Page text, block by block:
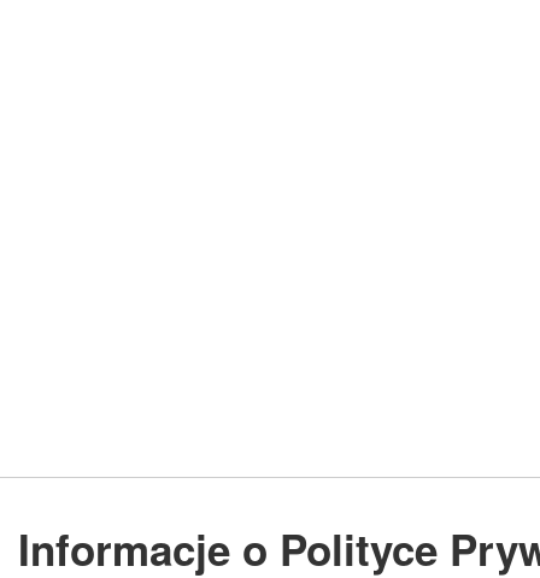
Informacje o Polityce